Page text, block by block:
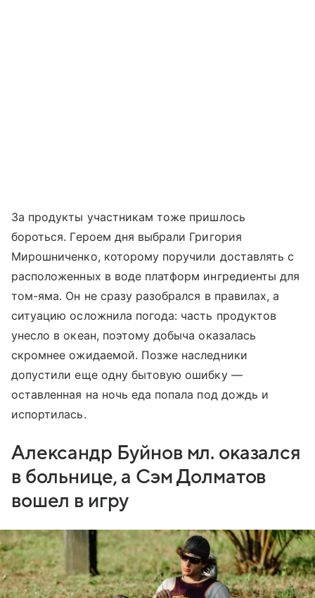
За продукты участникам тоже пришлось
бороться. Героем дня выбрали Григория
Мирошниченко, которому поручили доставлять с
расположенных в воде платформ ингредиенты для
том-яма. Он не сразу разобрался в правилах, а
ситуацию осложнила погода: часть продуктов
унесло в океан, поэтому добыча оказалась
скромнее ожидаемой. Позже наследники
допустили еще одну бытовую ошибку —
оставленная на ночь еда попала под дождь и
испортилась.
Александр Буйнов мл. оказался
в больнице, а Сэм Долматов
вошел в игру